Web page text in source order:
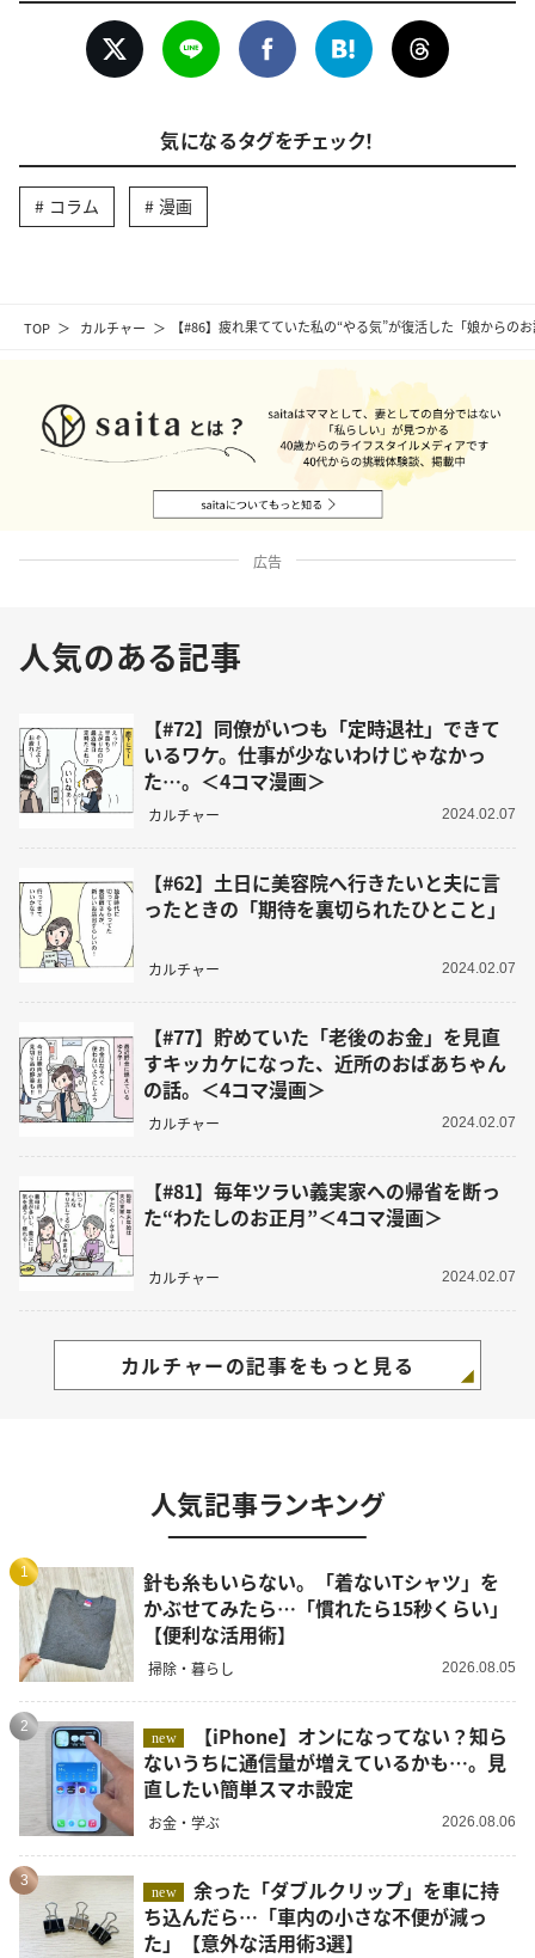
TOP カルチャー 【#86】疲れ果てていた私の“やる気”が復活した「娘からの
気になるタグをチェック！
コラム 漫画
広告
人気のある記事
【#72】同僚がいつも「定時退社」できて
いるワケ。仕事が少ないわけじゃなかっ
た…。＜4コマ漫画＞
カルチャー 2024.02.07
【#62】土日に美容院へ行きたいと夫に言
ったときの「期待を裏切られたひとこと」
カルチャー 2024.02.07
【#77】貯めていた「老後のお金」を見直
すキッカケになった、近所のおばあちゃん
の話。＜4コマ漫画＞
カルチャー 2024.02.07
【#81】毎年ツラい義実家への帰省を断っ
た“わたしのお正月”＜4コマ漫画＞
カルチャー 2024.02.07
カルチャーの記事をもっと見る
人気記事ランキング
1
針も糸もいらない。「着ないTシャツ」を
かぶせてみたら…「慣れたら15秒くらい」
【便利な活用術】
掃除・暮らし 2026.08.05
2
new
ないうちに通信量が増えているかも…。見
直したい簡単スマホ設定
お金・学ぶ 2026.08.06
3
new
余った「ダブルクリップ」を車に持
ち込んだら…「車内の小さな不便が減っ
た」【意外な活用術3選】